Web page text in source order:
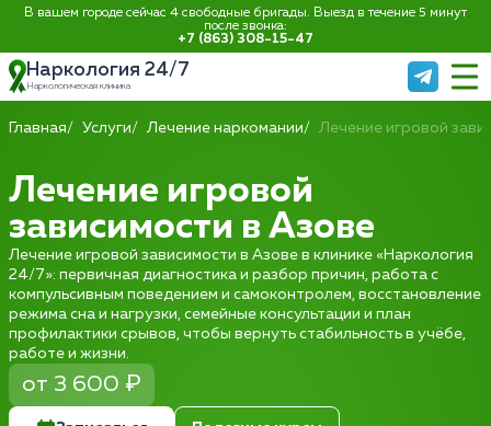
В вашем городе сейчас 4 свободные бригады. Выезд в течение 5 минут
после звонка:
+7 (863) 308-15-47
Наркология 24/7
Наркологическая клиника
Главная Услуги Лечение наркомании Лечение игровой
Лечение игровой
зависимости в Азове
Лечение игровой зависимости в Азове в клинике «Наркология
24/7»: первичная диагностика и разбор причин, работа с
компульсивным поведением и самоконтролем, восстановление
режима сна и нагрузки, семейные консультации и план
профилактики срывов, чтобы вернуть стабильность в учёбе,
работе и жизни.
от 3 600 ₽